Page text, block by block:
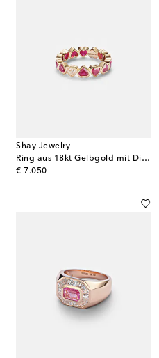
Shay Jewelry
Ring aus 18kt Gelbgold mit Diamanten und Rubinen
€ 7.050
original price